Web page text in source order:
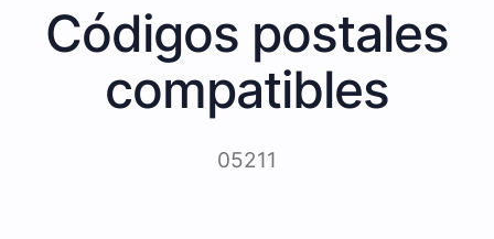
Códigos postales
compatibles
05211